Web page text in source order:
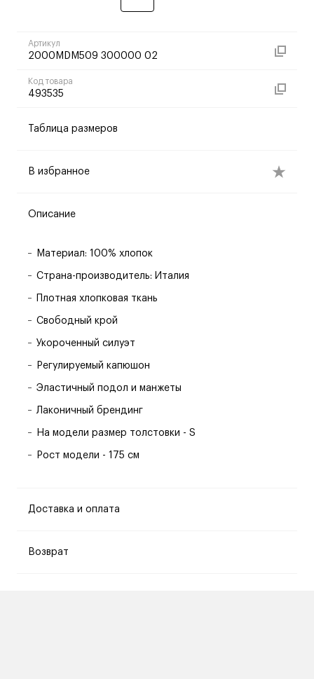
Артикул
2000MDM509 300000 02
Код товара
493535
Таблица размеров
В избранное
Описание
Материал: 100% хлопок
Страна-производитель: Италия
Плотная хлопковая ткань
Свободный крой
Укороченный силуэт
Регулируемый капюшон
Эластичный подол и манжеты
Лаконичный брендинг
На модели размер толстовки - S
Рост модели - 175 см
Доставка и оплата
Возврат